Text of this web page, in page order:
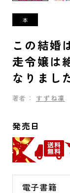
この結婚
走令嬢は
なりまし
著者： すずね凜
発売日
電子書籍